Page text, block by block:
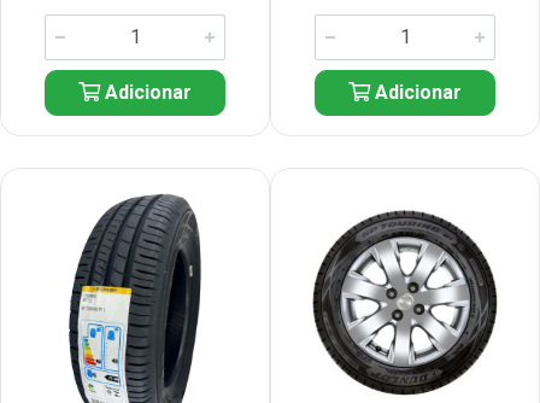
Adicionar Adicionar